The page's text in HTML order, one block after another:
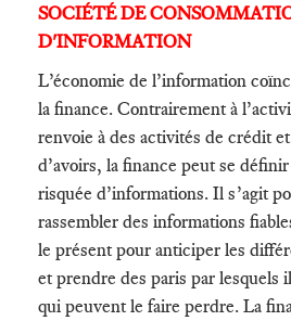
SOCIÉTÉ DE
D'INFORMATION
L’économie de l’information
la finance. Contrairement à
renvoie à des activités de crédit
d’avoirs, la finance peut se
risquée d’informations. Il s’agit
rassembler des informations
le présent pour anticiper les
et prendre des paris par lesquels
qui peuvent le faire perdre. La